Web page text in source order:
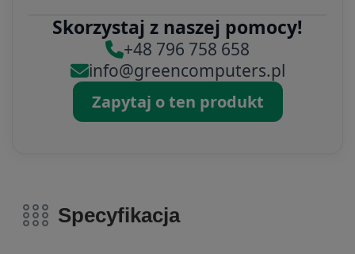
Skorzystaj z naszej pomocy!
+48 796 758 658
info@greencomputers.pl
Zapytaj o ten produkt
Specyfikacja